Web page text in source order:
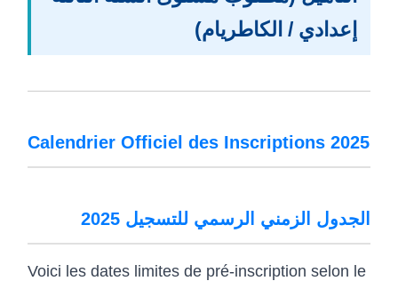
إعدادي / الكاطريام)
Calendrier Officiel des Inscriptions 2025
الجدول الزمني الرسمي للتسجيل 2025
Voici les dates limites de pré-inscription selon le